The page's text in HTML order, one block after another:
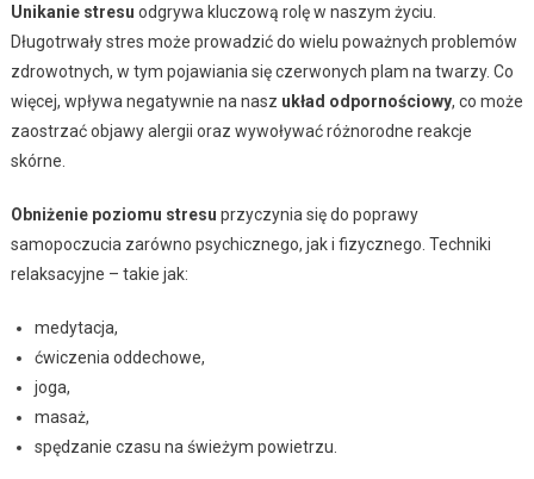
Unikanie stresu odgrywa kluczową rolę w naszym życiu.
Długotrwały stres może prowadzić do wielu poważnych problemów
zdrowotnych, w tym pojawiania się czerwonych plam na twarzy. Co
więcej, wpływa negatywnie na nasz układ odpornościowy, co może
zaostrzać objawy alergii oraz wywoływać różnorodne reakcje
skórne.
Obniżenie poziomu stresu przyczynia się do poprawy
samopoczucia zarówno psychicznego, jak i fizycznego. Techniki
relaksacyjne – takie jak:
medytacja,
ćwiczenia oddechowe,
joga,
masaż,
spędzanie czasu na świeżym powietrzu.